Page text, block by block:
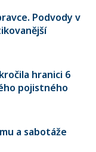
Podvody v
hranici 6
pojistného
a sabotáže